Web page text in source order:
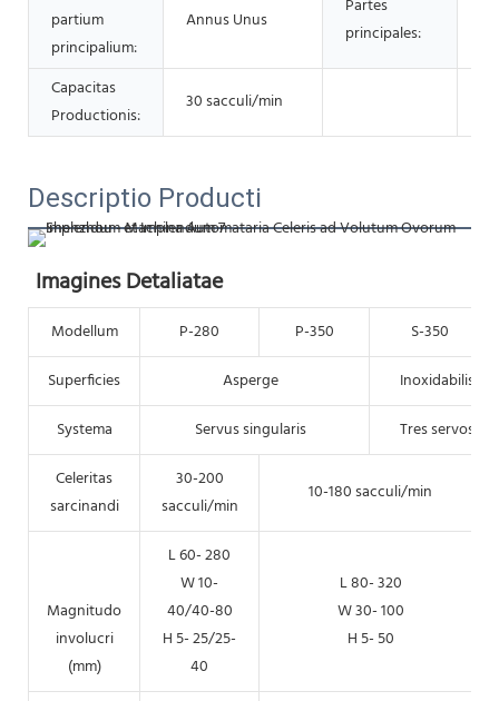
partium
principalium:
Annus Unus
Partes
principales:
Capacitas
Productionis:
30 sacculi/min
Descriptio Producti
Imagines Detaliatae
Modellum P-280 P-350
S-350
Superficies
Asperge
Inoxidabilis
Systema
Servus singularis
Tres servos
Celeritas
sarcinandi
30-200
sacculi/min
10-180 sacculi/min
Magnitudo
involucri
(mm)
L 60- 280
W 10-
40/40-80
H 5- 25/25-
40
L 80- 320
W 30- 100
H 5- 50